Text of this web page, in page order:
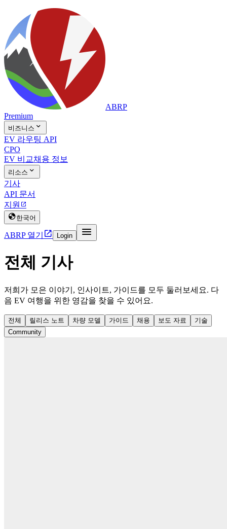
ABRP
Premium
비즈니스 
EV 라우팅 API
CPO
EV 비교채용 정보
리소스 
기사
API 문서
지원 
한국어
ABRP 열기  Login 
전체 기사
저희가 모은 이야기, 인사이트, 가이드를 모두 둘러보세요. 다
음 EV 여행을 위한 영감을 찾을 수 있어요.
전체 릴리스 노트 차량 모델 가이드 채용 보도 자료
기술
Community